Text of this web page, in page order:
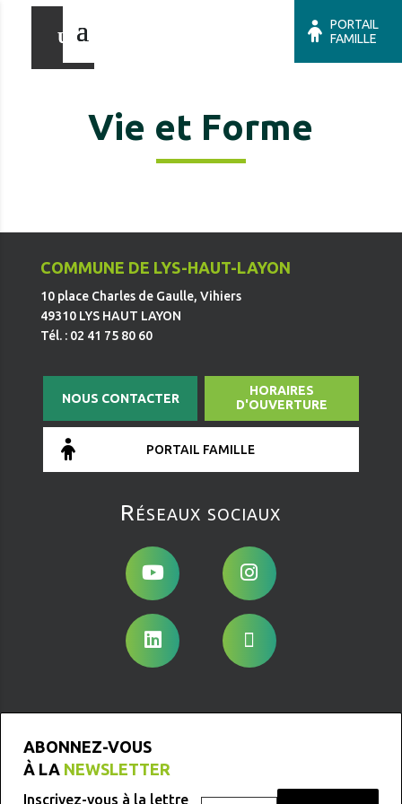
PORTAIL
FAMILLE
Vie et Forme
COMMUNE DE LYS-HAUT-LAYON
10 place Charles de Gaulle, Vihiers
49310 LYS HAUT LAYON
Tél. : 02 41 75 80 60
NOUS CONTACTER
HORAIRES
D'OUVERTURE
PORTAIL FAMILLE
Réseaux sociaux
ABONNEZ-VOUS
À LA NEWSLETTER
Inscrivez-vous à la lettre